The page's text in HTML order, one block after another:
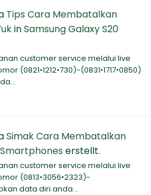
Tips Cara Membatalkan
inSamsung Galaxy S20
customer service melalui live
(0821•1212•730)-(0831•1717•0850)
Simak Cara Membatalkan
Smartphones erstellt.
customer service melalui live
(0813•3056•2323)-
data diri anda...